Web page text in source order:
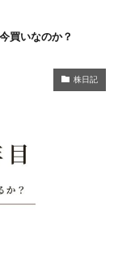
買いなのか？
株日記